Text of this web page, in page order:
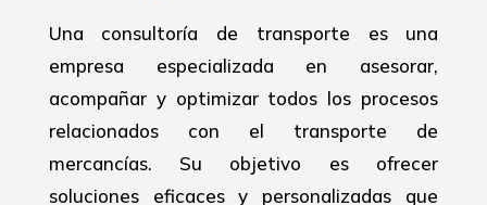
Una consultoría de transporte es una
empresa especializada en asesorar,
acompañar y optimizar todos los procesos
relacionados con el transporte de
mercancías. Su objetivo es ofrecer
soluciones eficaces y personalizadas que